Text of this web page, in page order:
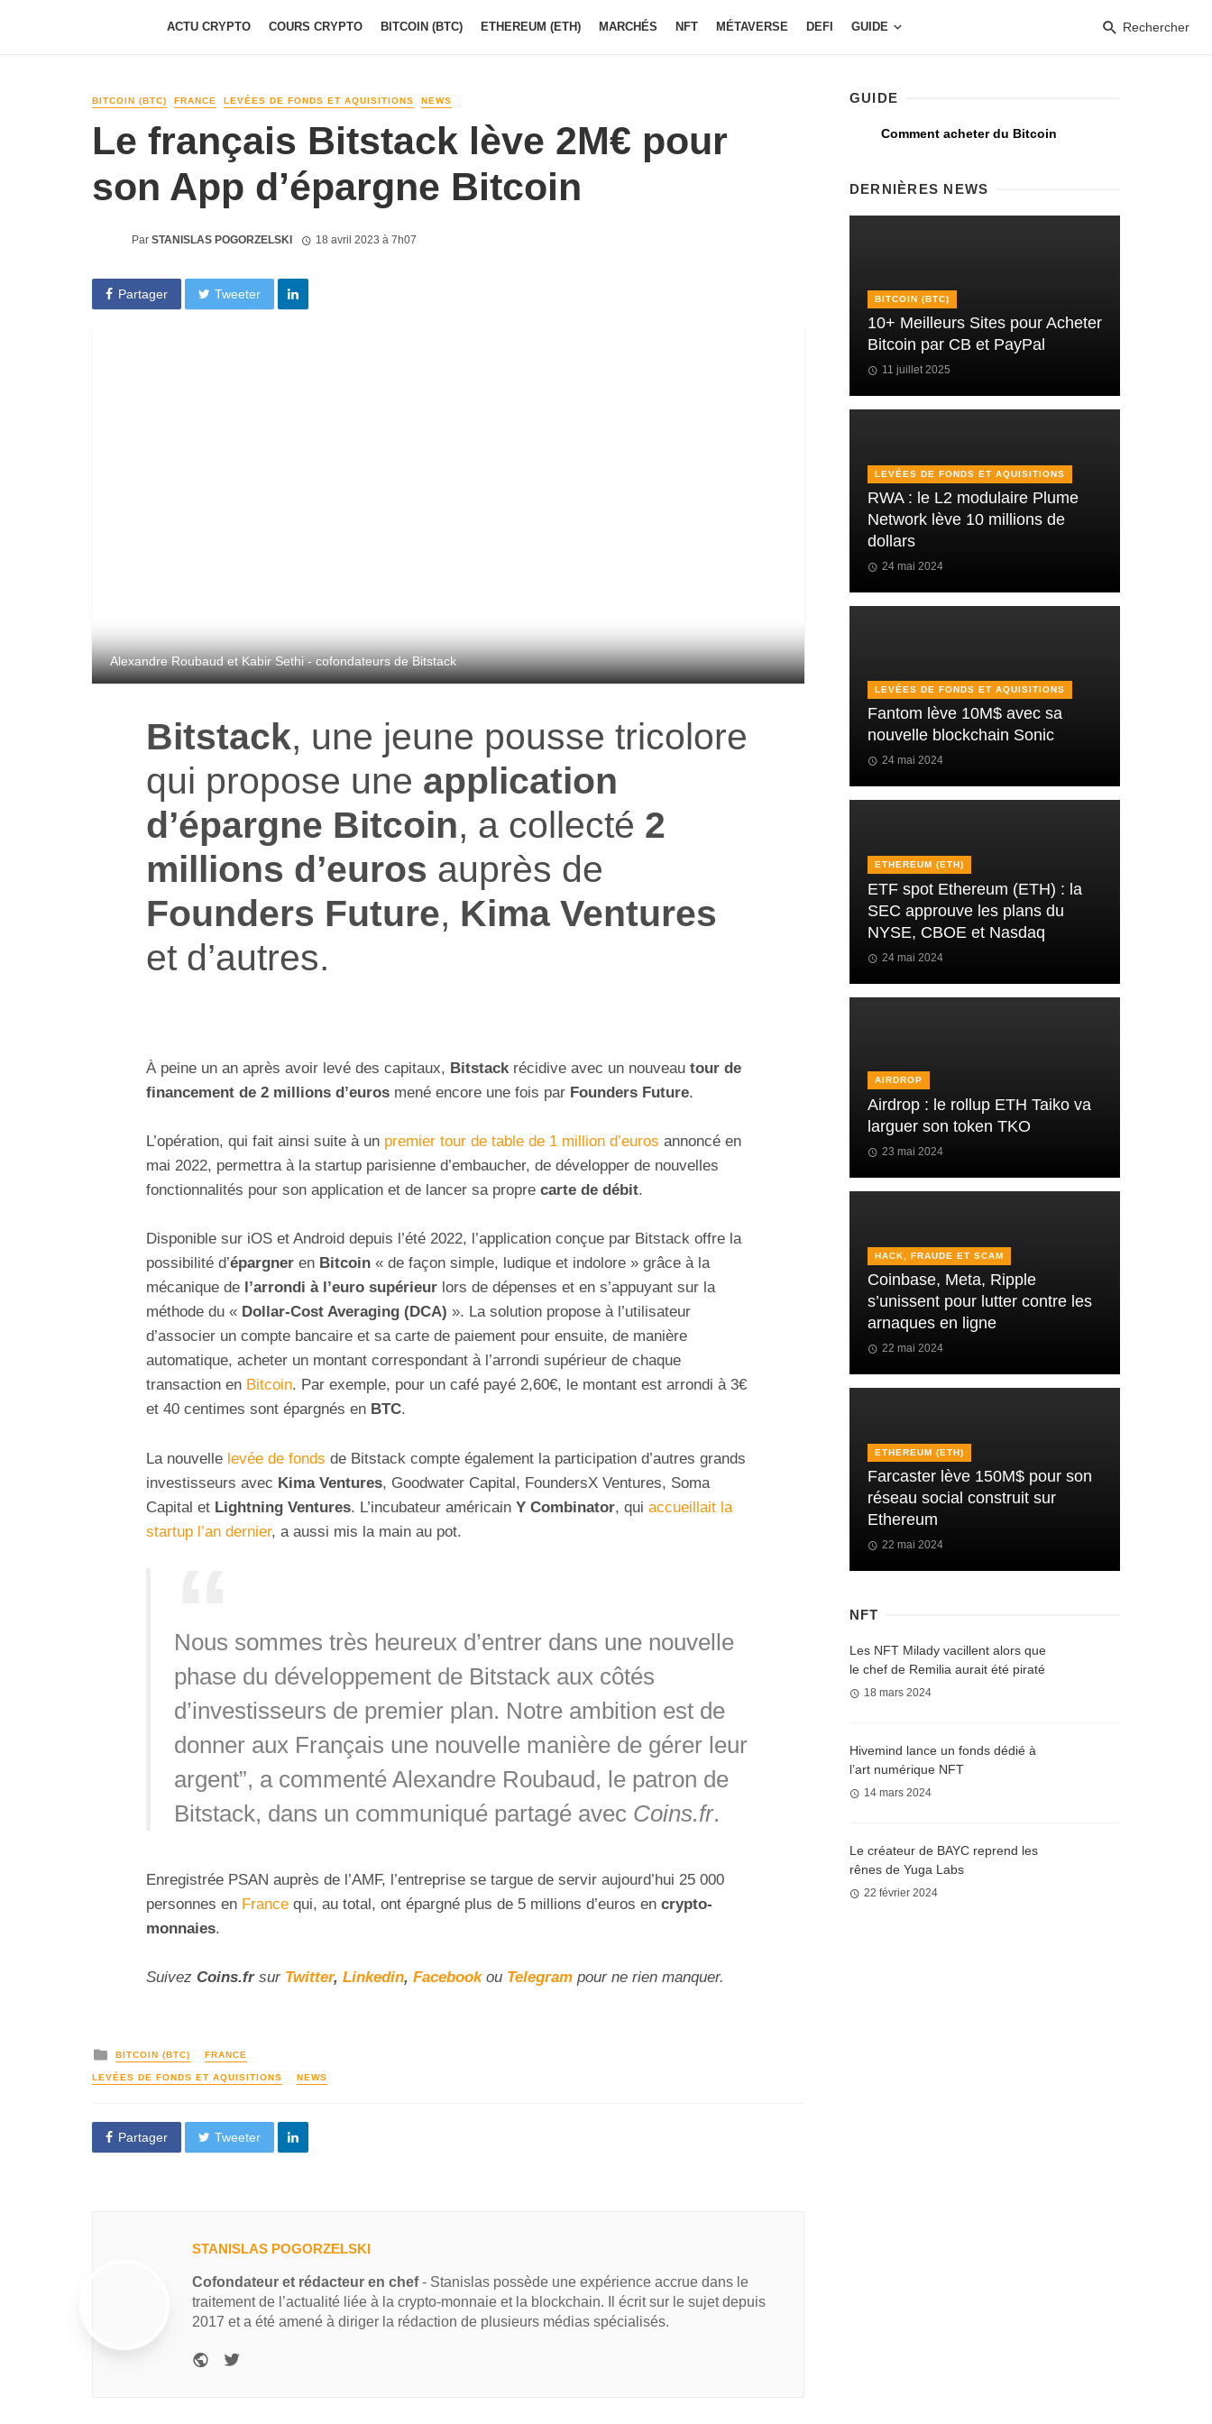
ACTU CRYPTO COURS CRYPTO BITCOIN (BTC) ETHEREUM (ETH) MARCHÉS NFT MÉTAVERSE DEFI GUIDE Rechercher
BITCOIN (BTC) FRANCE LEVÉES DE FONDS ET AQUISITIONS NEWS
Le français Bitstack lève 2M€ pour
son App d’épargne Bitcoin
Par STANISLAS POGORZELSKI 18 avril 2023 à 7h07
Partager Tweeter
Alexandre Roubaud et Kabir Sethi - cofondateurs de Bitstack
Bitstack, une jeune pousse tricolore
qui propose une application
d’épargne Bitcoin, a collecté 2
millions d’euros auprès de
Founders Future, Kima Ventures
et d’autres.
À peine un an après avoir levé des capitaux, Bitstackrécidive avec un nouveau tour de
financement de 2 millions d’euros mené encore une fois par Founders Future.
L’opération, qui fait ainsi suite à un premier tour de table de 1 million d’euros annoncé en
mai 2022, permettra à la startup parisienne d’embaucher, de développer de nouvelles
fonctionnalités pour son application et de lancer sa propre carte de débit.
Disponible sur iOS et Android depuis l’été 2022, l’application conçue par Bitstack offre la
possibilité d’épargner en Bitcoin « de façon simple, ludique et indolore » grâce à la
mécanique de l’arrondi à l’euro supérieur lors de dépenses et en s’appuyant sur la
méthode du « Dollar-Cost Averaging (DCA) ». La solution propose à l’utilisateur
d’associer un compte bancaire et sa carte de paiement pour ensuite, de manière
automatique, acheter un montant correspondant à l’arrondi supérieur de chaque
transaction en Bitcoin. Par exemple, pour un café payé 2,60€, le montant est arrondi à 3€
et 40 centimes sont épargnés en BTC.
La nouvelle levée de fonds de Bitstack compte également la participation d’autres grands
investisseurs avec Kima Ventures, Goodwater Capital, FoundersX Ventures, Soma
Capital et Lightning Ventures. L’incubateur américain Y Combinator, qui accueillait la
startup l’an dernier, a aussi mis la main au pot.
Nous sommes très heureux d’entrer dans une nouvelle
phase du développement de Bitstack aux côtés
d’investisseurs de premier plan. Notre ambition est de
donner aux Français une nouvelle manière de gérer leur
argent”, a commenté Alexandre Roubaud, le patron de
Bitstack, dans un communiqué partagé avec Coins.fr.
Enregistrée PSAN auprès de l’AMF, l’entreprise se targue de servir aujourd’hui 25 000
personnes en France qui, au total, ont épargné plus de 5 millions d’euros en crypto-
monnaies.
Suivez Coins.fr sur Twitter, Linkedin, Facebookou Telegram pour ne rien manquer.
BITCOIN (BTC) FRANCE
LEVÉES DE FONDS ET AQUISITIONS NEWS
Partager Tweeter
STANISLAS POGORZELSKI
Cofondateur et rédacteur en chef- Stanislas possède une expérience accrue dans le
traitement de l’actualité liée à la crypto-monnaie et la blockchain. Il écrit sur le sujet depuis
2017 et a été amené à diriger la rédaction de plusieurs médias spécialisés.
GUIDE
Comment acheter du Bitcoin
DERNIÈRES NEWS
BITCOIN (BTC)
10+ Meilleurs Sites pour Acheter
Bitcoin par CB et PayPal
11 juillet 2025
LEVÉES DE FONDS ET AQUISITIONS
RWA : le L2 modulaire Plume
Network lève 10 millions de
dollars
24 mai 2024
LEVÉES DE FONDS ET AQUISITIONS
Fantom lève 10M$ avec sa
nouvelle blockchain Sonic
24 mai 2024
ETHEREUM (ETH)
ETF spot Ethereum (ETH) : la
SEC approuve les plans du
NYSE, CBOE et Nasdaq
24 mai 2024
AIRDROP
Airdrop : le rollup ETH Taiko va
larguer son token TKO
23 mai 2024
HACK, FRAUDE ET SCAM
Coinbase, Meta, Ripple
s’unissent pour lutter contre les
arnaques en ligne
22 mai 2024
ETHEREUM (ETH)
Farcaster lève 150M$ pour son
réseau social construit sur
Ethereum
22 mai 2024
NFT
Les NFT Milady vacillent alors que
le chef de Remilia aurait été piraté
18 mars 2024
Hivemind lance un fonds dédié à
l’art numérique NFT
14 mars 2024
Le créateur de BAYC reprend les
rênes de Yuga Labs
22 février 2024